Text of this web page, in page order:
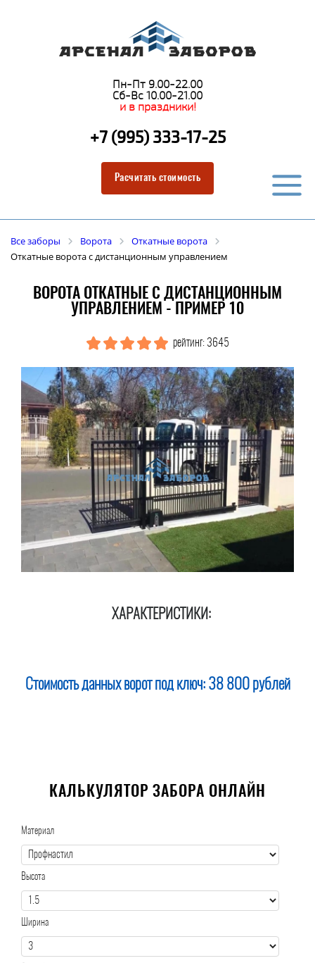
Пн-Пт 9.00-22.00
Сб-Вс 10.00-21.00
и в праздники!
+7 (995) 333-17-25
Расчитать стоимость
Все заборы Ворота
Откатные ворота
Откатные ворота с дистанционным управлением
ВОРОТА ОТКАТНЫЕ С ДИСТАНЦИОННЫМ
УПРАВЛЕНИЕМ - ПРИМЕР 10
рейтинг: 3645
ХАРАКТЕРИСТИКИ:
Стоимость данных ворот под ключ: 38 800 рублей
КАЛЬКУЛЯТОР ЗАБОРА ОНЛАЙН
Материал
Высота
Ширина